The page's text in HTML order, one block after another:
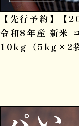
【先行予約】【
令和8年産 新米
10kg（5kg×2袋